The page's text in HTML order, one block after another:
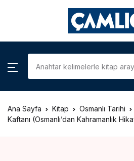
Kategoriler
KATEGORİLER
Araştırma – İnceleme
Çizgi Roman
Gezi – Rehber
Password *
Ana Sayfa Kitap Osmanlı Tarihi
Kaftanı (Osmanlı’dan Kahramanlık